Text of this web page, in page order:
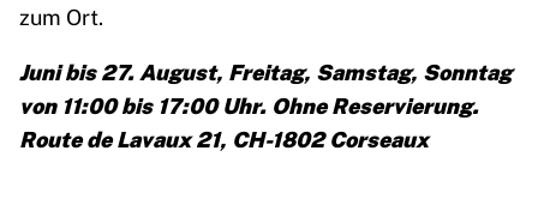
zum Ort.
Juni bis 27. August, Freitag, Samstag, Sonntag
von 11:00 bis 17:00 Uhr. Ohne Reservierung.
Route de Lavaux 21, CH-1802 Corseaux